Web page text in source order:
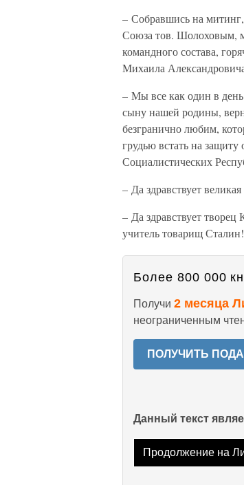
– Собравшись на
Союза тов. Шолоховым,
командного состава,
Михаила
– Мы все как один в
сыну нашей родины,
безгранично любим,
грудью встать на
Социалистических
– Да здравствует
– Да здравствует
учитель товарищ Сталин!
Более 800 000
Получи 2 месяца
неограниченным
ПОЛУЧИТЬ
Данный текст
Продолжение на